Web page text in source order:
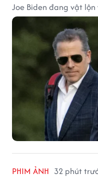
Joe Biden đang vật
PHIM ẢNH 32 phút